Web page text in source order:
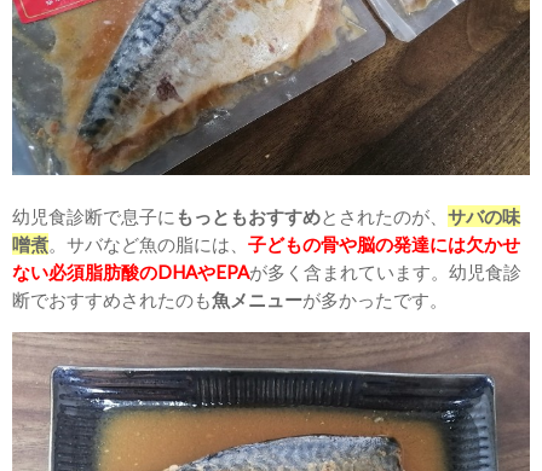
幼児食診断で息子に もっともおすすめとされたのが、 サバの味
噌煮。サバなど魚の脂には、 子どもの骨や脳の発達には欠かせ
ない必須脂肪酸のDHAやEPAが多く含まれています。幼児食診
断でおすすめされたのも魚メニューが多かったです。